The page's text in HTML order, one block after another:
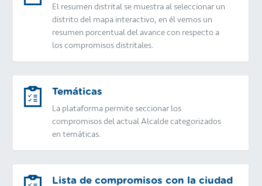
El resumen distrital se muestra al seleccionar un
distrito del mapa interactivo, en él vemos un
resumen porcentual del avance con respecto a
los compromisos distritales.
Temáticas
La plataforma permite seccionar los
compromisos del actual Alcalde categorizados
en temáticas.
Lista de compromisos con la ciudad